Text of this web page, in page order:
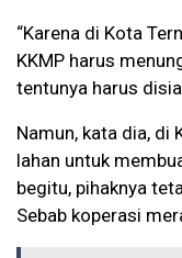
“Karena di Kota
KKMP harus
tentunya harus
Namun, kata dia, di
lahan untuk
begitu, pihaknya
Sebab koperasi